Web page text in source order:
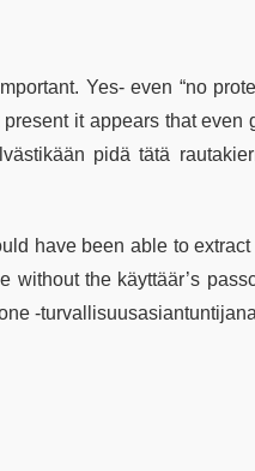
Yes- even “no
it appears that even
pidä tätä
have been able to extract
without the käyttäär’s
-